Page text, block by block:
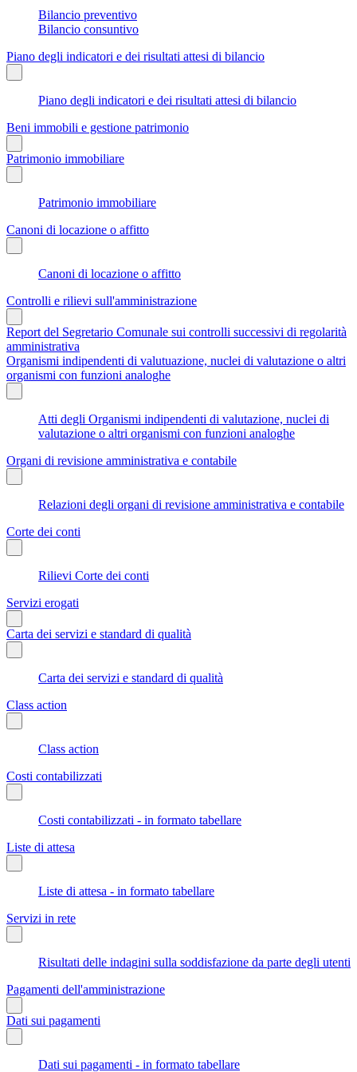
Bilancio preventivo
Bilancio consuntivo
Piano degli indicatori e dei risultati attesi di bilancio
Piano degli indicatori e dei risultati attesi di bilancio
Beni immobili e gestione patrimonio
Patrimonio immobiliare
Patrimonio immobiliare
Canoni di locazione o affitto
Canoni di locazione o affitto
Controlli e rilievi sull'amministrazione
Report del Segretario Comunale sui controlli successivi di regolarità
amministrativa
Organismi indipendenti di valutuazione, nuclei di valutazione o altri
organismi con funzioni analoghe
Atti degli Organismi indipendenti di valutazione, nuclei di
valutazione o altri organismi con funzioni analoghe
Organi di revisione amministrativa e contabile
Relazioni degli organi di revisione amministrativa e contabile
Corte dei conti
Rilievi Corte dei conti
Servizi erogati
Carta dei servizi e standard di qualità
Carta dei servizi e standard di qualità
Class action
Class action
Costi contabilizzati
Costi contabilizzati - in formato tabellare
Liste di attesa
Liste di attesa - in formato tabellare
Servizi in rete
Risultati delle indagini sulla soddisfazione da parte degli utenti
Pagamenti dell'amministrazione
Dati sui pagamenti
Dati sui pagamenti - in formato tabellare